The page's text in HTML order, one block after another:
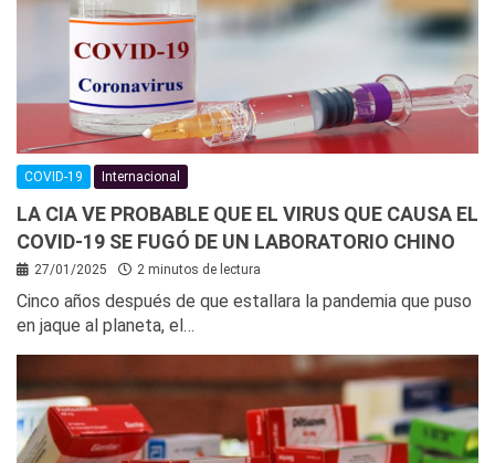
COVID-19 Internacional
LA CIA VE PROBABLE QUE EL VIRUS QUE CAUSA EL
COVID-19 SE FUGÓ DE UN LABORATORIO CHINO
27/01/2025 2 minutos de lectura
Cinco años después de que estallara la pandemia que puso
en jaque al planeta, el…